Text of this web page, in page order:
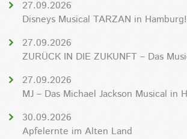
27.09.2026
Disneys Musical TARZAN in Hamburg!
27.09.2026
ZURÜCK IN DIE ZUKUNFT – Das
27.09.2026
MJ – Das Michael Jackson Musical in
30.09.2026
Apfelernte im Alten Land